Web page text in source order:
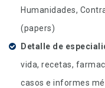
Humanidades,
(papers)
Detalle de
vida, recetas,
casos e informes